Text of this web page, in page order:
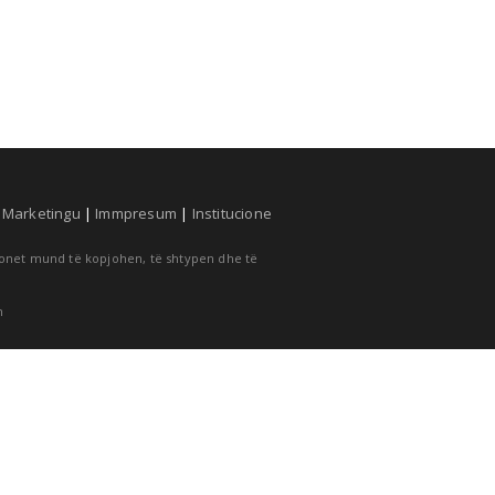
Marketingu | Immpresum | Institucione
mund të kopjohen, të shtypen dhe të